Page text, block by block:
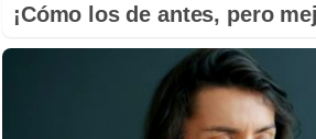
¡Cómo los de antes, pero